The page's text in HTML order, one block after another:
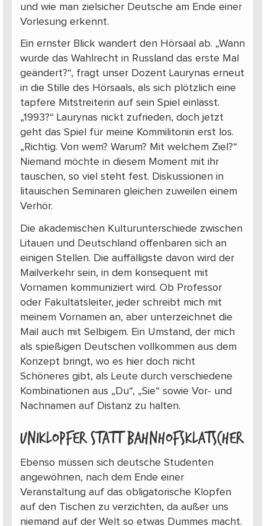
und wie man zielsicher Deutsche am Ende einer
Vorlesung erkennt.
Ein ernster Blick wandert den Hörsaal ab. „Wann
wurde das Wahlrecht in Russland das erste Mal
geändert?“, fragt unser Dozent Laurynas erneut
in die Stille des Hörsaals, als sich plötzlich eine
tapfere Mitstreiterin auf sein Spiel einlässt.
„1993?“ Laurynas nickt zufrieden, doch jetzt
geht das Spiel für meine Kommilitonin erst los.
„Richtig. Von wem? Warum? Mit welchem Ziel?“
Niemand möchte in diesem Moment mit ihr
tauschen, so viel steht fest. Diskussionen in
litauischen Seminaren gleichen zuweilen einem
Verhör.
Die akademischen Kulturunterschiede zwischen
Litauen und Deutschland offenbaren sich an
einigen Stellen. Die auffälligste davon wird der
Mailverkehr sein, in dem konsequent mit
Vornamen kommuniziert wird. Ob Professor
oder Fakultätsleiter, jeder schreibt mich mit
meinem Vornamen an, aber unterzeichnet die
Mail auch mit Selbigem. Ein Umstand, der mich
als spießigen Deutschen vollkommen aus dem
Konzept bringt, wo es hier doch nicht
Schöneres gibt, als Leute durch verschiedene
Kombinationen aus „Du“, „Sie“ sowie Vor- und
Nachnamen auf Distanz zu halten.
Uniklopfer statt Bahnhofsklatscher
Ebenso müssen sich deutsche Studenten
angewöhnen, nach dem Ende einer
Veranstaltung auf das obligatorische Klopfen
auf den Tischen zu verzichten, da außer uns
niemand auf der Welt so etwas Dummes macht.